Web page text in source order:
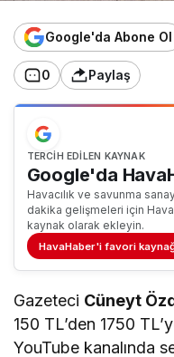
Google'da Abone Ol
0 Paylaş
TERCIH EDILEN KAYNAK
Google'da
Havacılık ve savunma
dakika gelişmeleri için
kaynak olarak ekleyin.
HavaHaber'i favori
Gazeteci Cüneyt
150 TL’den 1750
YouTube kanalında